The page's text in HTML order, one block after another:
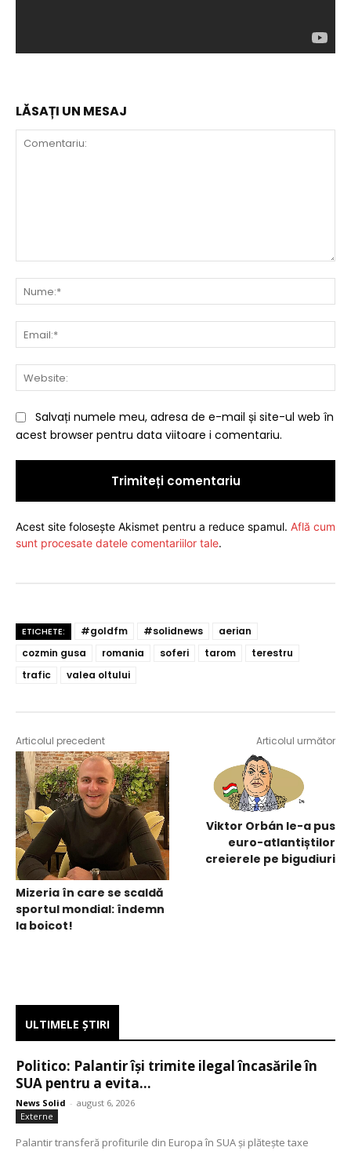
LĂSAȚI UN MESAJ
Salvați numele meu, adresa de e-mail și site-ul web în
acest browser pentru data viitoare i comentariu.
Acest site folosește Akismet pentru a reduce spamul. Află cum
sunt procesate datele comentariilor tale.
ETICHETE: #goldfm #solidnews
aerian
cozmin gusa
romania soferi tarom
terestru
trafic
valea oltului
Articolul precedent
Mizeria în care se scaldă
sportul mondial: îndemn
la boicot!
Articolul următor
Viktor Orbán le-a pus
euro-atlantiștilor
creierele pe bigudiuri
ULTIMELE ŞTIRI
Politico: Palantir își trimite ilegal încasările în
SUA pentru a evita...
News Solid - august 6, 2026
Externe
Palantir transferă profiturile din Europa în SUA și plătește taxe